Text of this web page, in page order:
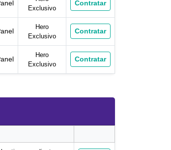
Exclusivo
Contratar
Hero
Exclusivo
Contratar
Hero
Exclusivo
Contratar